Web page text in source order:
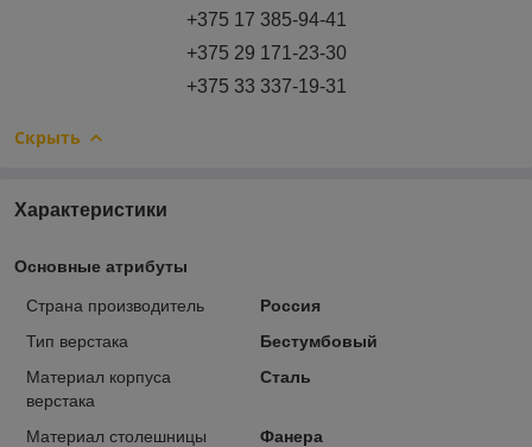
+375 17 385-94-41
+375 29 171-23-30
+375 33 337-19-31
Скрыть
Характеристики
Основные атрибуты
Страна производитель
Россия
Тип верстака
Бестумбовый
Материал корпуса
верстака
Сталь
Материал столешницы Фанера